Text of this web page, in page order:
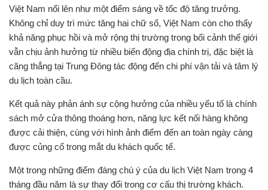
Việt Nam nổi lên như một điểm sáng về tốc độ tăng trưởng.
Không chỉ duy trì mức tăng hai chữ số, Việt Nam còn cho thấy
khả năng phục hồi và mở rộng thị trường trong bối cảnh thế giới
vẫn chịu ảnh hưởng từ nhiều biến động địa chính trị, đặc biệt là
căng thẳng tại Trung Đông tác động đến chi phí vận tải và tâm lý
du lịch toàn cầu.
Kết quả này phản ánh sự cộng hưởng của nhiều yếu tố là chính
sách mở cửa thông thoáng hơn, năng lực kết nối hàng không
được cải thiện, cùng với hình ảnh điểm đến an toàn ngày càng
được củng cố trong mắt du khách quốc tế.
Một trong những điểm đáng chú ý của du lịch Việt Nam trong 4
tháng đầu năm là sự thay đổi trong cơ cấu thị trường khách.